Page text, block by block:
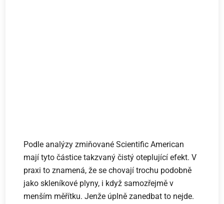
Podle analýzy zmiňované Scientific American
mají tyto částice takzvaný čistý oteplující efekt. V
praxi to znamená, že se chovají trochu podobně
jako skleníkové plyny, i když samozřejmě v
menším měřítku. Jenže úplně zanedbat to nejde.